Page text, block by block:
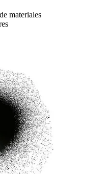
materiales